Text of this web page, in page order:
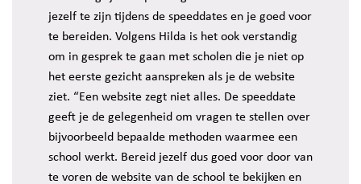
jezelf te zijn tijdens de speeddates en je goed voor
te bereiden. Volgens Hilda is het ook verstandig
om in gesprek te gaan met scholen die je niet op
het eerste gezicht aanspreken als je de website
ziet. “Een website zegt niet alles. De speeddate
geeft je de gelegenheid om vragen te stellen over
bijvoorbeeld bepaalde methoden waarmee een
school werkt. Bereid jezelf dus goed voor door van
te voren de website van de school te bekijken en